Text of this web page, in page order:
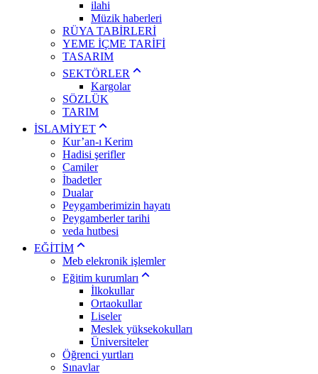
ilahi
Müzik haberleri
RÜYA TABİRLERİ
YEME İÇME TARİFİ
TASARIM
SEKTÖRLER
Kargolar
SÖZLÜK
TARIM
İSLAMİYET
Kur’an-ı Kerim
Hadisi şerifler
Camiler
İbadetler
Dualar
Peygamberimizin hayatı
Peygamberler tarihi
veda hutbesi
EĞİTİM
Meb elekronik işlemler
Eğitim kurumları
İlkokullar
Ortaokullar
Liseler
Meslek yüksekokulları
Üniversiteler
Öğrenci yurtları
Sınavlar